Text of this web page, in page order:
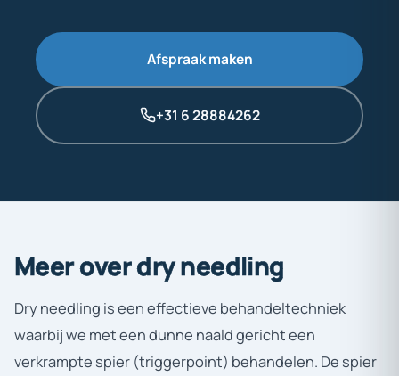
Afspraak maken
+31 6 28884262
Meeroverdryneedling
Dry needling is een effectieve behandeltechniek
waarbij we met een dunne naald gericht een
verkrampte spier (triggerpoint) behandelen. De spier